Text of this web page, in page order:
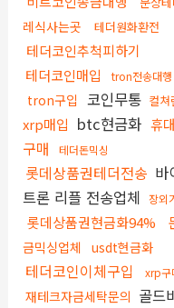
레식사는곳
테더원화환전
테더코인추척피하기
테더코인매입
tron전송대행
tron구입 코인무통 컬쳐
xrp매입 btc현금화 휴
구매
테더돈믹싱
롯데상품권테더전송 바
트론 리플 전송업체 장외
롯데상품권현금화94%
금믹싱업체
usdt현금화
테더코인이체구입 xrp구
재테크자금세탁문의 골드